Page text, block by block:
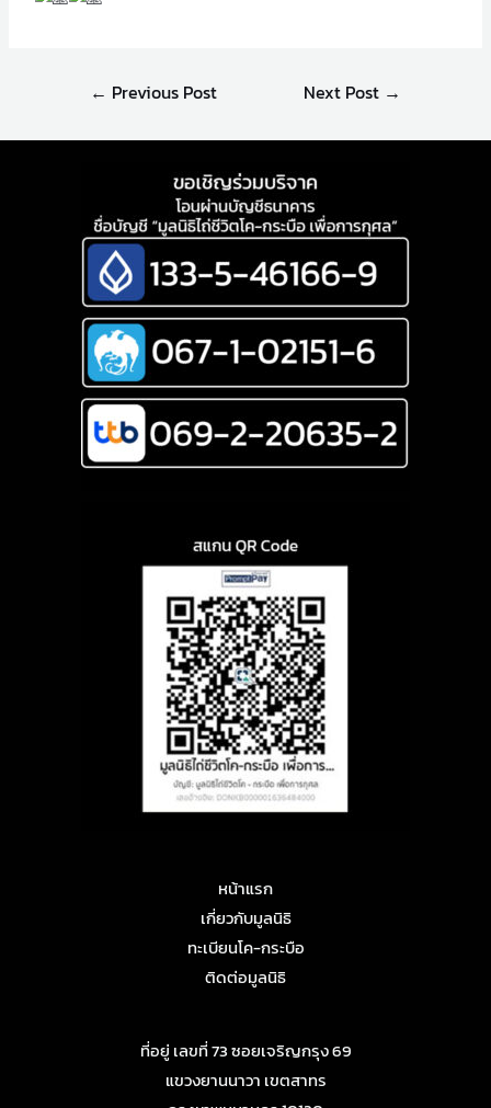
← Previous Post Next Post →
หน้าแรก
เกี่ยวกับมูลนิธิ
ทะเบียนโค-กระบือ
ติดต่อมูลนิธิ
ที่อยู่ เลขที่ 73 ซอยเจริญกรุง 69
แขวงยานนาวา เขตสาทร